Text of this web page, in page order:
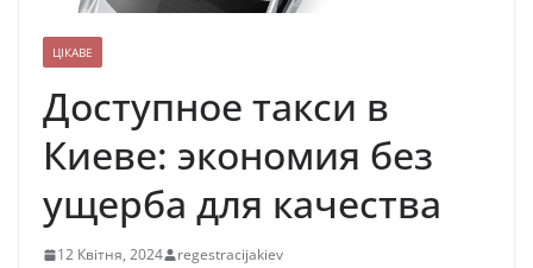
ЦІКАВЕ
Доступное такси в
Киеве: экономия без
ущерба для качества
12 Квітня, 2024 regestracijakiev